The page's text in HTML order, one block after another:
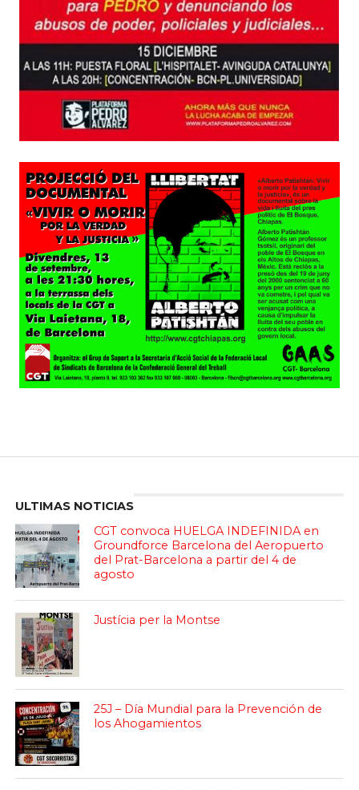
ULTIMAS NOTICIAS
CGT convoca HUELGA INDEFINIDA en
Groundforce Barcelona del Aeropuerto
del Prat-Barcelona a partir del 4 de
agosto
Justícia per la Montse
25J – Día Mundial para la Prevención de
los Ahogamientos